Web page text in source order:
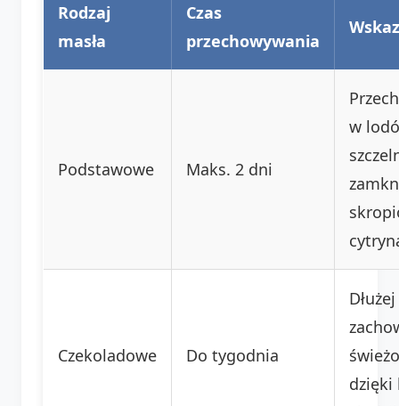
Rodzaj
masła
Czas
przechowywania
Podstawowe Maks. 2 dni
w
Czekoladowe Do tygodnia
Dłużej
dzięki